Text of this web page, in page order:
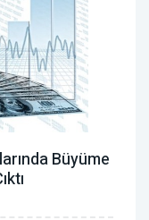
Büyüme